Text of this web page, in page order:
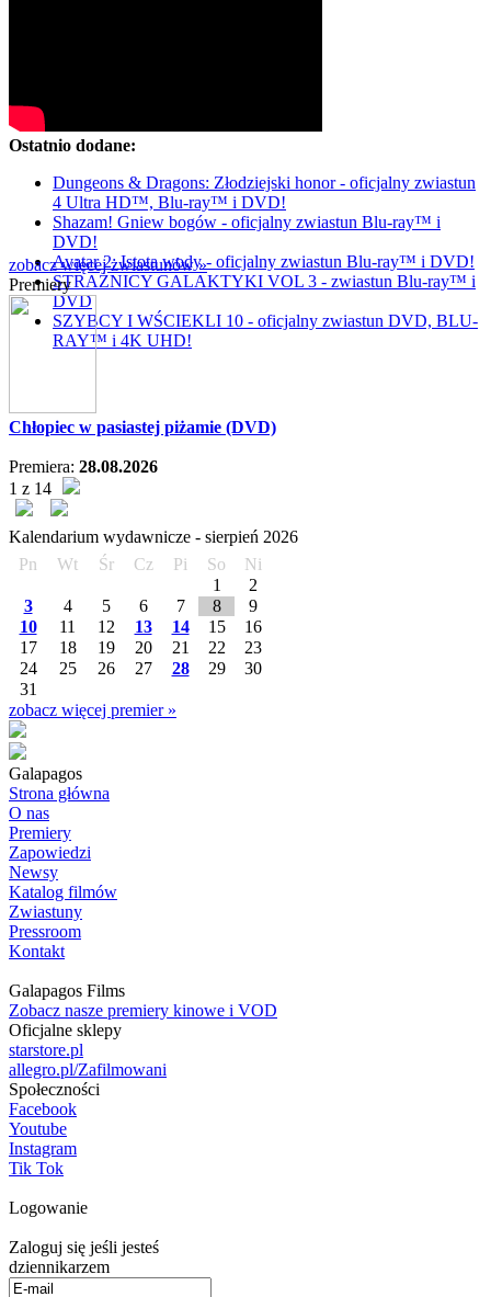
Ostatnio dodane:
Dungeons & Dragons: Złodziejski honor - oficjalny zwiastun
4 Ultra HD™, Blu-ray™ i DVD!
Shazam! Gniew bogów - oficjalny zwiastun Blu-ray™ i
DVD!
Avatar 2: Istota wody - oficjalny zwiastun Blu-ray™ i DVD!
STRAŻNICY GALAKTYKI VOL 3 - zwiastun Blu-ray™ i
DVD
SZYBCY I WŚCIEKLI 10 - oficjalny zwiastun DVD, BLU-
RAY™ i 4K UHD!
zobacz więcej zwiastunów »
Premiery
Chłopiec w pasiastej piżamie (DVD)
Premiera: 28.08.2026
1 z 14
Kalendarium wydawnicze - sierpień 2026
Pn
Wt Śr Cz Pi So
Ni
1
2
3
4 5 6 7 8
9
10
11 12 13 14 15
16
17
18 19 20 21 22
23
24
25 26 27 28 29
30
31
zobacz więcej premier »
Galapagos
Strona główna
O nas
Premiery
Zapowiedzi
Newsy
Katalog filmów
Zwiastuny
Pressroom
Kontakt
Galapagos Films
Zobacz nasze premiery kinowe i VOD
Oficjalne sklepy
starstore.pl
allegro.pl/Zafilmowani
Społeczności
Facebook
Youtube
Instagram
Tik Tok
Logowanie
Zaloguj się jeśli jesteś
dziennikarzem